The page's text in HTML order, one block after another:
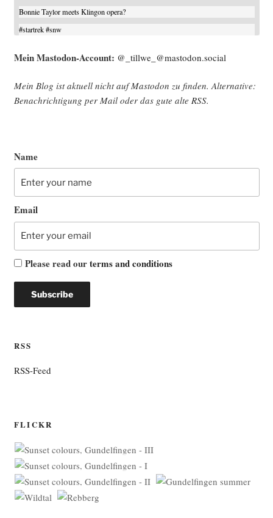
Bonnie Taylor meets Klingon opera?
#startrek #snw
Mein Mast­o­don-Account: @_tillwe_@mastodon.social
Mein Blog ist aktu­ell nicht auf Mast­o­don zu fin­den. Alter­na­ti­ve:
Benach­rich­ti­gung per Mail oder das gute alte RSS.
Name
Email
Please read ourterms and conditions
RSS
RSS-Feed
FLICKR